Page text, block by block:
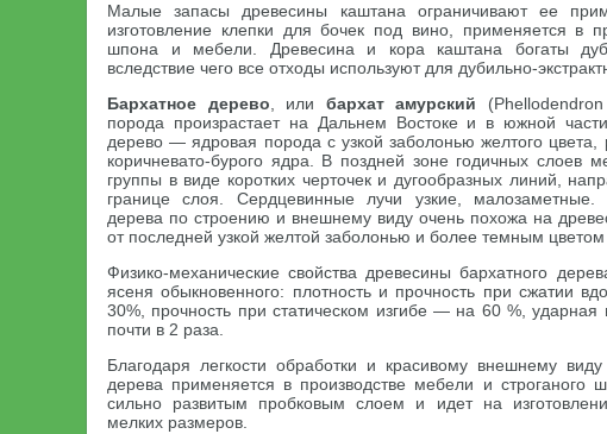
Малые запасы древесины каштана ограничивают ее
изготовление клепки для бочек под вино, применяется в
шпона и мебели. Древесина и кора каштана богаты
вследствие чего все отходы используют для дубильно-
Бархатное дерево, или бархат амурский
порода произрастает на Дальнем Востоке и в южной
дерево — ядровая порода с узкой заболонью желтого цвета,
коричневато-бурого ядра. В поздней зоне годичных слоев
группы в виде коротких черточек и дугообразных линий,
границе слоя. Сердцевинные лучи узкие, малозаметные.
дерева по строению и внешнему виду очень похожа на
от последней узкой желтой заболонью и более темным
Физико-механические свойства древесины бархатного
ясеня обыкновенного: плотность и прочность при сжатии
30%, прочность при статическом изгибе — на 60 %, ударная
почти в 2 раза.
Благодаря легкости обработки и красивому внешнему
дерева применяется в производстве мебели и строганого
сильно развитым пробковым слоем и идет на
мелких размеров.